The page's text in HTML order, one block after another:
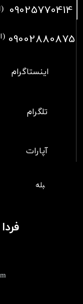
09025770414
09002880875
آپارات
تلگرام
اینستاگرام
​بلبله​​​​​​​بله